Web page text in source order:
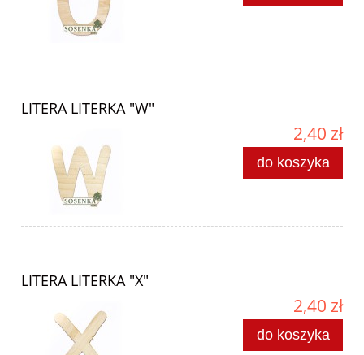
LITERA LITERKA "W"
2,40 zł
do koszyka
LITERA LITERKA "X"
2,40 zł
do koszyka